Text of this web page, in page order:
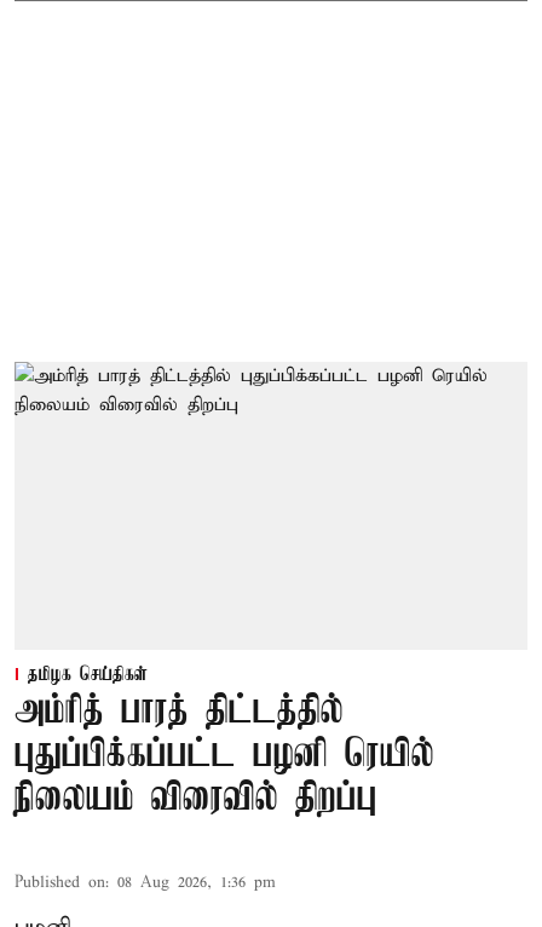
தமிழக செய்திகள்
அம்ரித் பாரத் திட்டத்தில்
புதுப்பிக்கப்பட்ட பழனி ரெயில்
நிலையம் விரைவில் திறப்பு
Published on: 08 Aug 2026, 1:36 pm